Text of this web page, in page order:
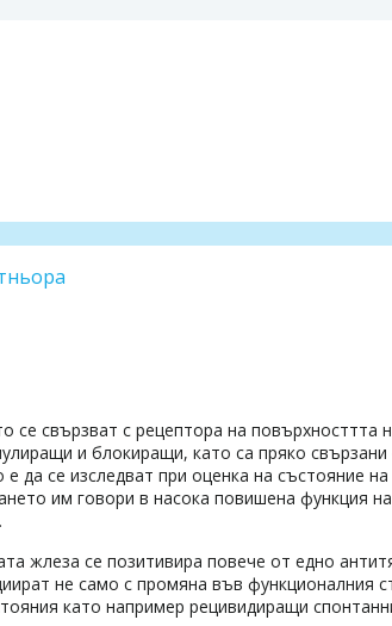
се свързват с рецептора на повърхносттта
и блокиращи, като са пряко свързани
да се изследват при оценка на състояние
им говори в насока повишена функция на
жлеза се позитивира повече от едно
не само с промяна във функционалния
като например рецивидиращи